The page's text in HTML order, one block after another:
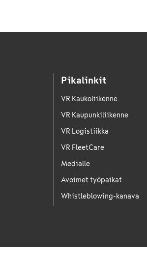
Pikalinkit
VR Kaukoliikenne
VR Kaupunkiliikenne
VR Logistiikka
VR FleetCare
Medialle
Avoimet työpaikat
Whistleblowing-kanava